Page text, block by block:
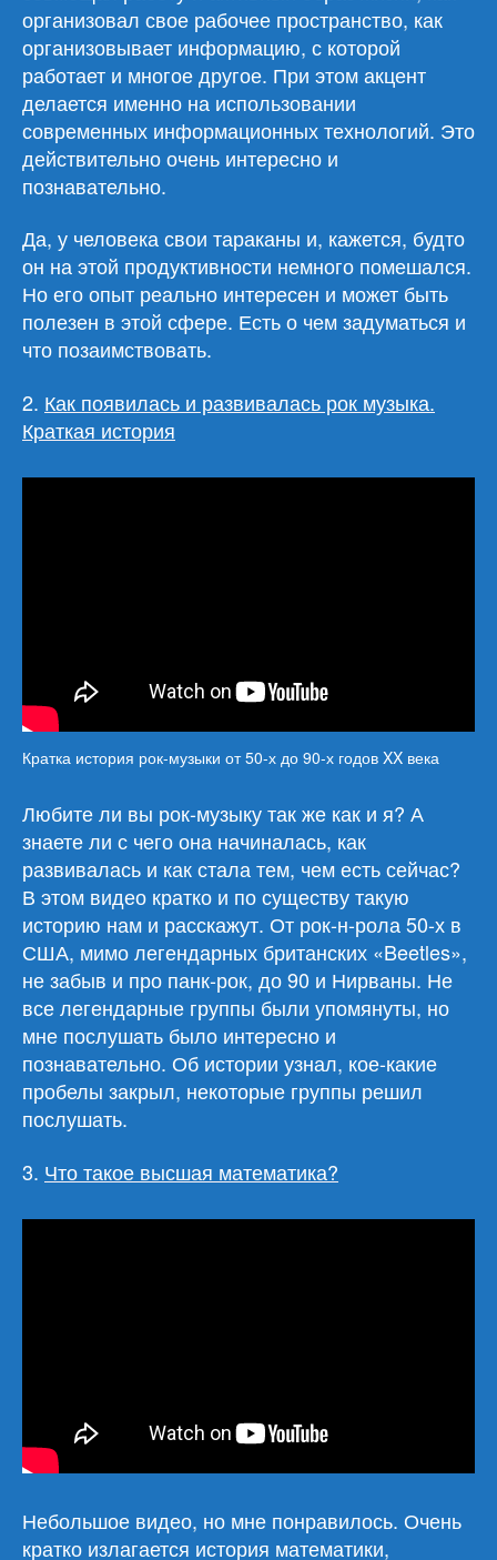
организовал свое рабочее пространство, как
организовывает информацию, с которой
работает и многое другое. При этом акцент
делается именно на использовании
современных информационных технологий. Это
действительно очень интересно и
познавательно.
Да, у человека свои тараканы и, кажется, будто
он на этой продуктивности немного помешался.
Но его опыт реально интересен и может быть
полезен в этой сфере. Есть о чем задуматься и
что позаимствовать.
2. Как появилась и развивалась рок музыка.
Краткая история
Кратка история рок-музыки от 50-х до 90-х годов XX века
Любите ли вы рок-музыку так же как и я? А
знаете ли с чего она начиналась, как
развивалась и как стала тем, чем есть сейчас?
В этом видео кратко и по существу такую
историю нам и расскажут. От рок-н-рола 50-х в
США, мимо легендарных британских «Beetles»,
не забыв и про панк-рок, до 90 и Нирваны. Не
все легендарные группы были упомянуты, но
мне послушать было интересно и
познавательно. Об истории узнал, кое-какие
пробелы закрыл, некоторые группы решил
послушать.
3. Что такое высшая математика?
Небольшое видео, но мне понравилось. Очень
кратко излагается история математики,